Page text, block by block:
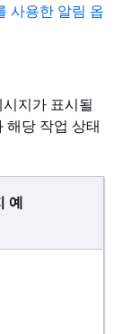
사용한 알림 옵
지가 표시될
해당 작업 상태
예